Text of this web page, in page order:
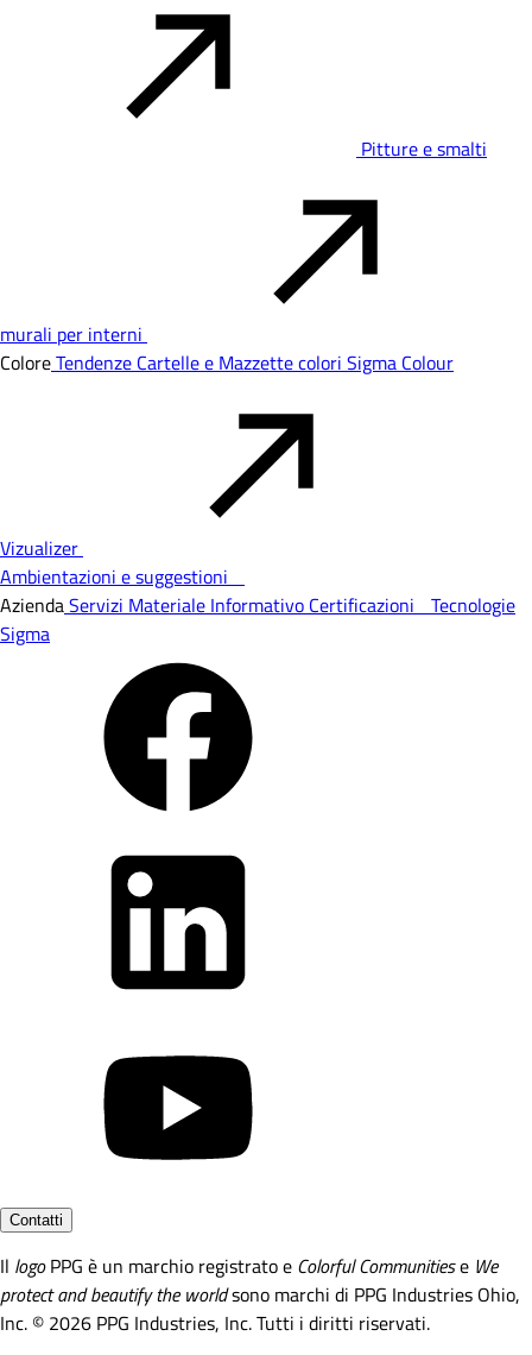
Pitture e smalti
murali per interni
ColoreTendenze Cartelle e Mazzette colori Sigma Colour
Vizualizer
Ambientazioni e suggestioni
AziendaServizi Materiale Informativo Certificazioni Tecnologie
Sigma
Contatti
Il logoPPG è un marchio registrato e Colorful Communitiese We
protect and beautify the worldsono marchi di PPG Industries Ohio,
Inc. © 2026 PPG Industries, Inc. Tutti i diritti riservati.